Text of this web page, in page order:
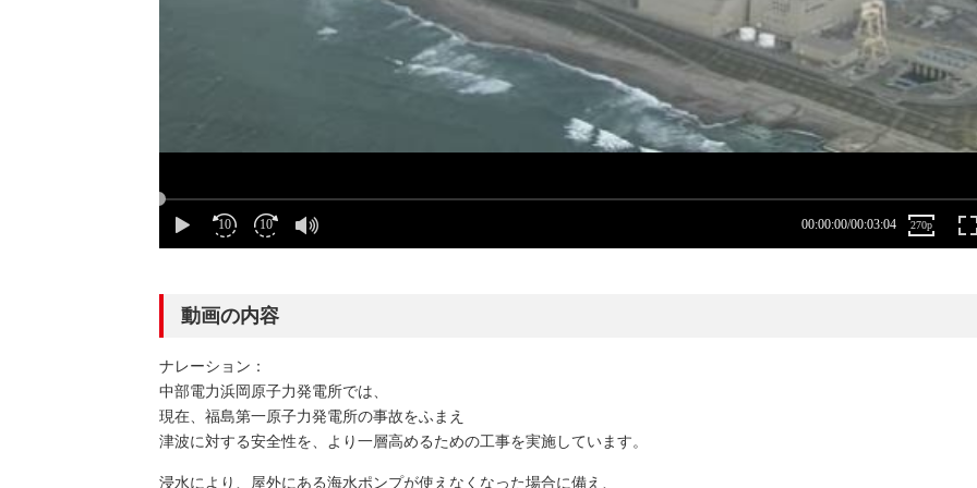
動画の内容
ナレーション：
中部電力浜岡原子力発電所では、
現在、福島第一原子力発電所の事故をふまえ
津波に対する安全性を、より一層高めるための工事を実施しています。
浸水により、屋外にある海水ポンプが使えなくなった場合に備え、